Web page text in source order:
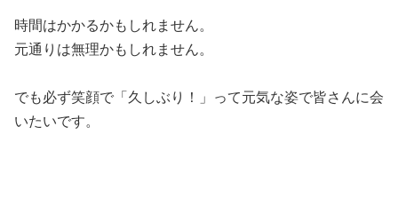
時間はかかるかもしれません。
元通りは無理かもしれません。
でも必ず笑顔で「久しぶり！」って元気な姿で皆さんに会
いたいです。